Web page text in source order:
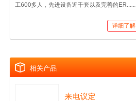
工600多人，先进设备近千套以及完善的ER......
详细了解
相关产品
来电议定